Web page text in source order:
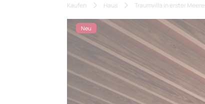
Kaufen Haus Traumvilla in erster
Neu